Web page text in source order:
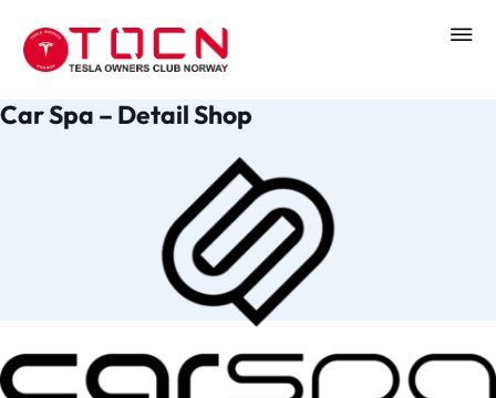
Car Spa – Detail Shop